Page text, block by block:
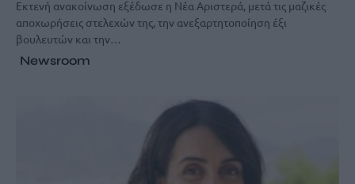
Εκτενή ανακοίνωση εξέδωσε η Νέα Αριστερά, μετά τις μαζικές
αποχωρήσεις στελεχών της, την ανεξαρτητοποίηση έξι
βουλευτών και την…
Newsroom